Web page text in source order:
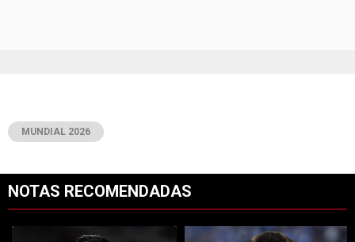
MUNDIAL 2026
NOTAS RECOMENDADAS
Un artículo de tendencia con el título "Kevin Castaño se va de
Un artículo de tendencia con el